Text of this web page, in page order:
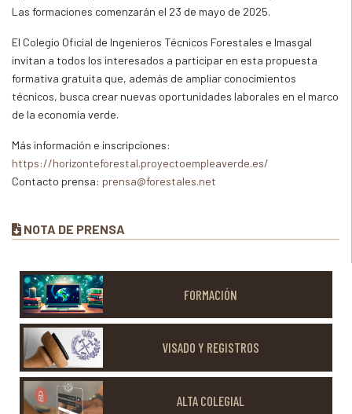
Las formaciones comenzarán el 23 de mayo de 2025.
El Colegio Oficial de Ingenieros Técnicos Forestales e Imasgal
invitan a todos los interesados a participar en esta propuesta
formativa gratuita que, además de ampliar conocimientos
técnicos, busca crear nuevas oportunidades laborales en el marco
de la economía verde.
Más información e inscripciones:
https://horizonteforestal.proyectoempleaverde.es/
Contacto prensa: prensa@forestales.net
NOTA DE PRENSA
FORMACIÓN
VISADO Y REGISTROS
ALTA COLEGIAL